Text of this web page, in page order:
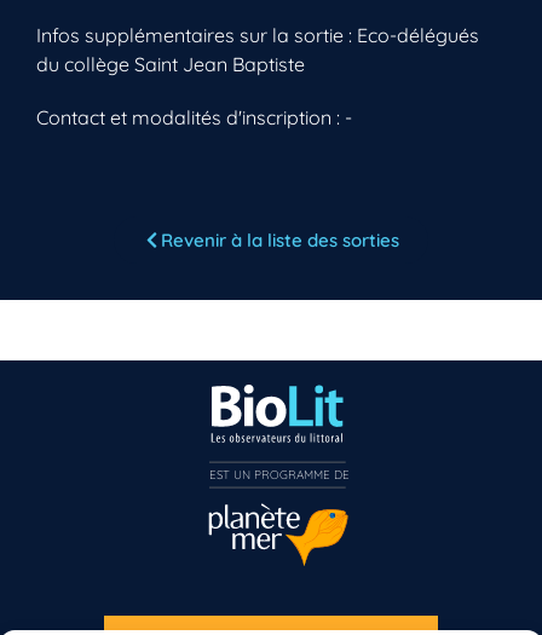
Infos supplémentaires sur la sortie : Eco-délégués
du collège Saint Jean Baptiste
Contact et modalités d'inscription : -
Revenir à la liste des sorties